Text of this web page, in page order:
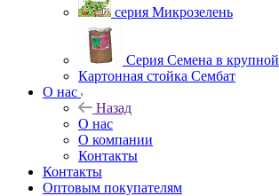
серия Микрозелень
Серия Семена в
Картонная стойка Сембат
О нас
Назад
О нас
О компании
Контакты
Контакты
Оптовым покупателям